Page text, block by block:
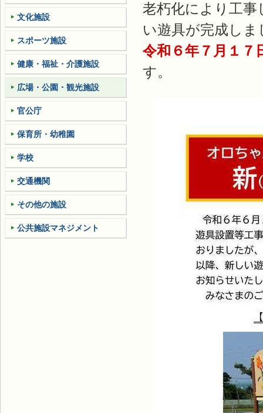
老朽化により工
い遊具が完成しま
令和６年７月１７
す。
文化施設
スポーツ施設
健康・福祉・介護施設
広場・公園・観光施設
官公庁
保育所・幼稚園
学校
交通機関
その他の施設
公共施設マネジメント